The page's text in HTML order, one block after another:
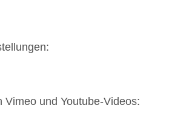
Vimeo und Youtube-Videos: